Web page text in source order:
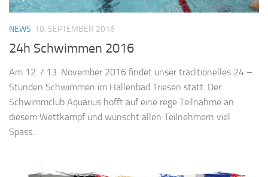
NEWS 18. SEPTEMBER 2016
24h Schwimmen 2016
Am 12. / 13. November 2016 findet unser traditionelles 24 –
Stunden Schwimmen im Hallenbad Triesen statt. Der
Schwimmclub Aquarius hofft auf eine rege Teilnahme an
diesem Wettkampf und wünscht allen Teilnehmern viel
Spass...